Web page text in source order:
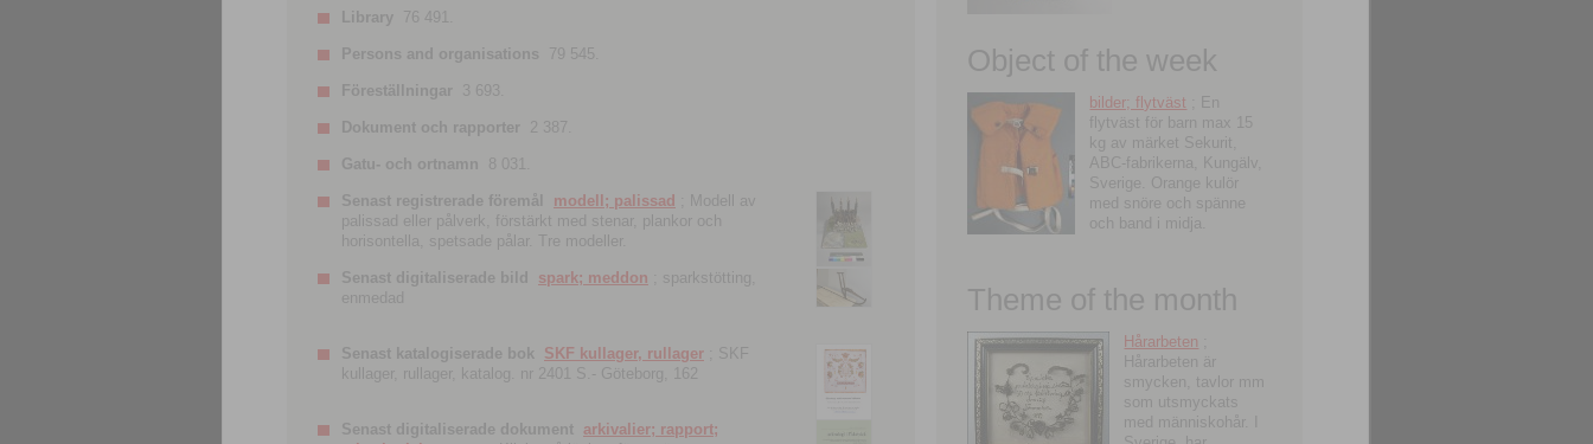
Library 76 491.
Persons and organisations 79 545.
Föreställningar 3 693.
Dokument och rapporter 2 387.
Gatu- och ortnamn 8 031.
Senast registrerade föremål modell; palissad
; Modell av
palissad eller pålverk, förstärkt med stenar, plankor och
horisontella, spetsade pålar. Tre modeller.
Senast digitaliserade bild spark; meddon ; sparkstötting,
enmedad
Senast katalogiserade bok SKF kullager, rullager ; SKF
kullager, rullager, katalog. nr 2401 S.- Göteborg, 162
Senast digitaliserade dokument arkivalier; rapport;
Object of the week
bilder; flytväst ; En
flytväst för barn max 15
kg av märket Sekurit,
ABC-fabrikerna, Kungälv,
Sverige. Orange kulör
med snöre och spänne
och band i midja.
Theme of the month
Hårarbeten
Hårarbeten är
smycken, tavlor mm
som utsmyckats
med människohår. I